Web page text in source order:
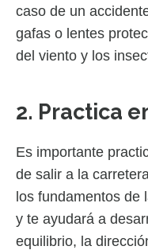
caso de un
gafas o lentes
del viento y los
2. Practica
Es importante
de salir a la
los fundamentos de
y te ayudará a
equilibrio, la